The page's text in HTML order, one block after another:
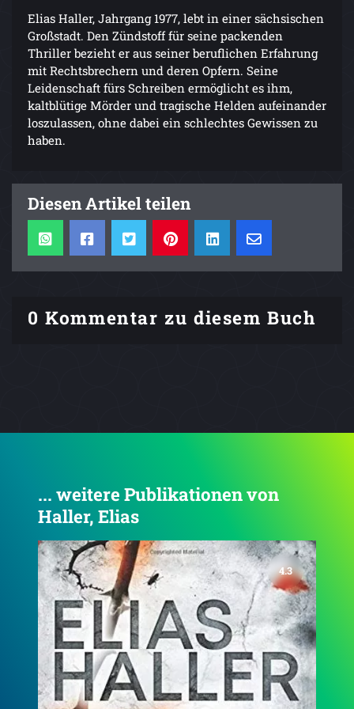
Elias Haller, Jahrgang 1977, lebt in einer sächsischen
Großstadt. Den Zündstoff für seine packenden
Thriller bezieht er aus seiner beruflichen Erfahrung
mit Rechtsbrechern und deren Opfern. Seine
Leidenschaft fürs Schreiben ermöglicht es ihm,
kaltblütige Mörder und tragische Helden aufeinander
loszulassen, ohne dabei ein schlechtes Gewissen zu
haben.
Diesen Artikel teilen
0 Kommentar zu diesem Buch
... weitere Publikationen von
Haller, Elias
4.4